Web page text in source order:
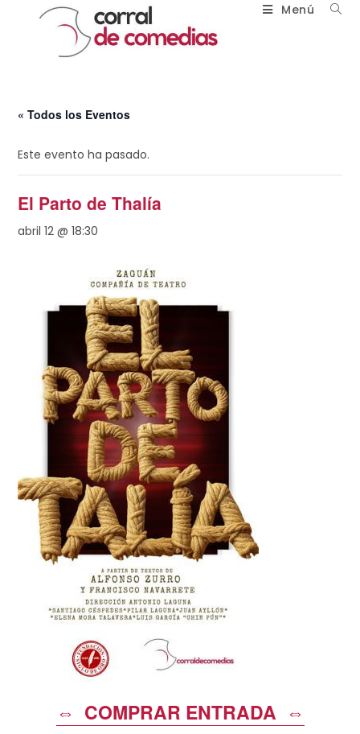
Menú
« Todos los Eventos
Este evento ha pasado.
El Parto de Thalía
abril 12 @ 18:30
⇔ COMPRAR ENTRADA ⇔